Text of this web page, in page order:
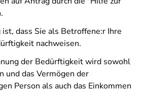
dass Sie als Betroffene:r Ihre
nachweisen.
der Bedürftigkeit wird sowohl
und das Vermögen der
Person als auch das Einkommen